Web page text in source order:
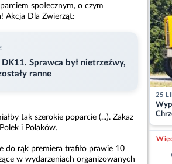
społecznym, o czym
Akcja Dla Zwierząt:
Sprawca był nietrzeźwy,
ranne
tak szerokie poparcie (...). Zakaz
i Polaków.
do rąk premiera trafiło prawie 10
w wydarzeniach organizowanych
25